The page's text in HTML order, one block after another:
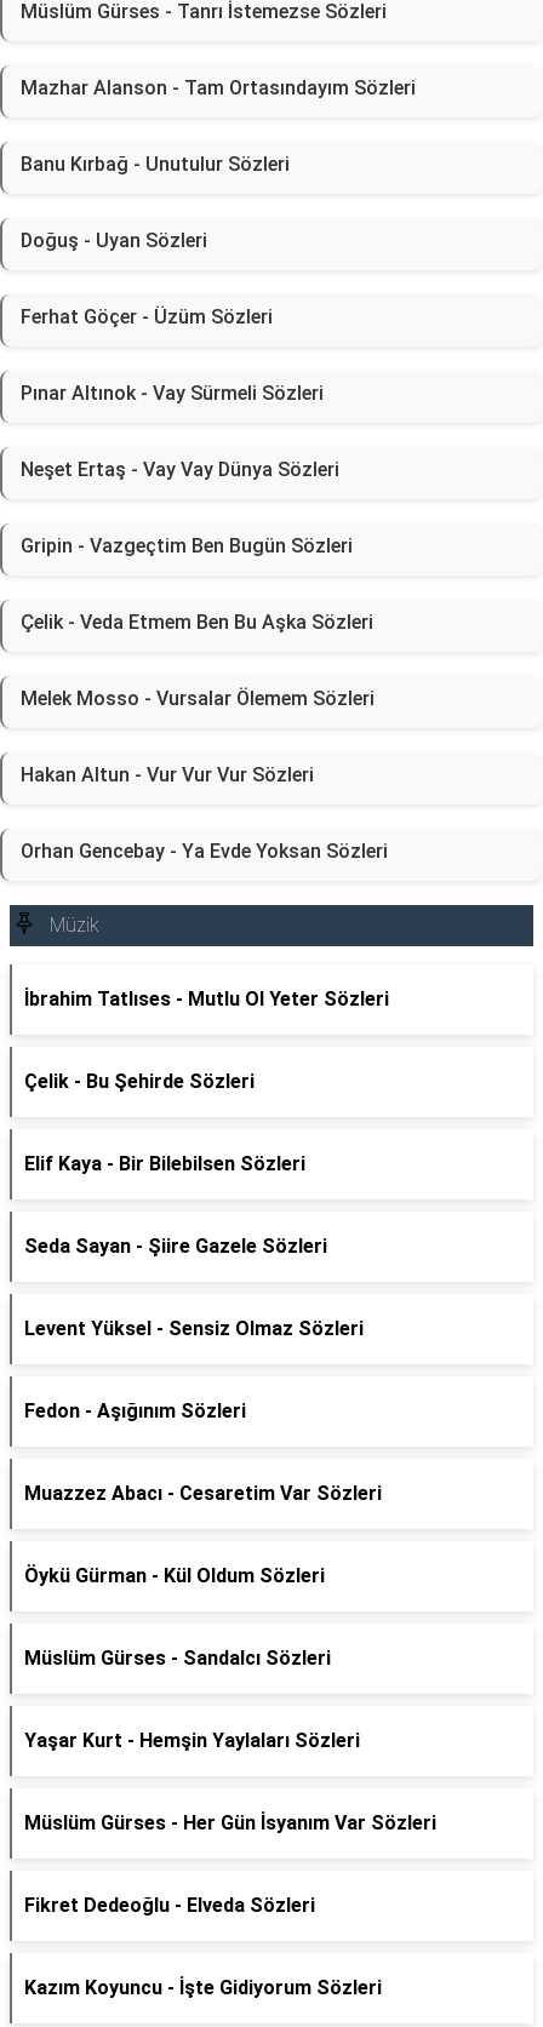
Müslüm Gürses - Tanrı İstemezse Sözleri
Mazhar Alanson - Tam Ortasındayım Sözleri
Banu Kırbağ - Unutulur Sözleri
Doğuş - Uyan Sözleri
Ferhat Göçer - Üzüm Sözleri
Pınar Altınok - Vay Sürmeli Sözleri
Neşet Ertaş - Vay Vay Dünya Sözleri
Gripin - Vazgeçtim Ben Bugün Sözleri
Çelik - Veda Etmem Ben Bu Aşka Sözleri
Melek Mosso - Vursalar Ölemem Sözleri
Hakan Altun - Vur Vur Vur Sözleri
Orhan Gencebay - Ya Evde Yoksan Sözleri
Müzik
İbrahim Tatlıses - Mutlu Ol Yeter Sözleri
Çelik - Bu Şehirde Sözleri
Elif Kaya - Bir Bilebilsen Sözleri
Seda Sayan - Şiire Gazele Sözleri
Levent Yüksel - Sensiz Olmaz Sözleri
Fedon - Aşığınım Sözleri
Muazzez Abacı - Cesaretim Var Sözleri
Öykü Gürman - Kül Oldum Sözleri
Müslüm Gürses - Sandalcı Sözleri
Yaşar Kurt - Hemşin Yaylaları Sözleri
Müslüm Gürses - Her Gün İsyanım Var Sözleri
Fikret Dedeoğlu - Elveda Sözleri
Kazım Koyuncu - İşte Gidiyorum Sözleri